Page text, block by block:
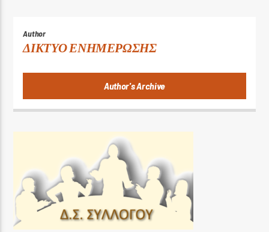
Author
ΔΙΚΤΥΟ ΕΝΗΜΕΡΩΣΗΣ
Author's Archive